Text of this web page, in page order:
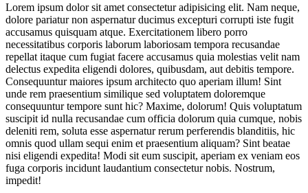
Lorem ipsum dolor sit amet consectetur adipisicing elit. Nam neque,
dolore pariatur non aspernatur ducimus excepturi corrupti iste fugit
accusamus quisquam atque. Exercitationem libero porro
necessitatibus corporis laborum laboriosam tempora recusandae
repellat itaque cum fugiat facere accusamus quia molestias velit nam
delectus expedita eligendi dolores, quibusdam, aut debitis tempore.
Consequuntur maiores ipsum architecto quo aperiam illum! Sint
unde rem praesentium similique sed voluptatem doloremque
consequuntur tempore sunt hic? Maxime, dolorum! Quis voluptatum
suscipit id nulla recusandae cum officia dolorum quia cumque, nobis
deleniti rem, soluta esse aspernatur rerum perferendis blanditiis, hic
omnis quod ullam sequi enim et praesentium aliquam? Sint beatae
nisi eligendi expedita! Modi sit eum suscipit, aperiam ex veniam eos
fuga corporis incidunt laudantium consectetur nobis. Nostrum,
impedit!